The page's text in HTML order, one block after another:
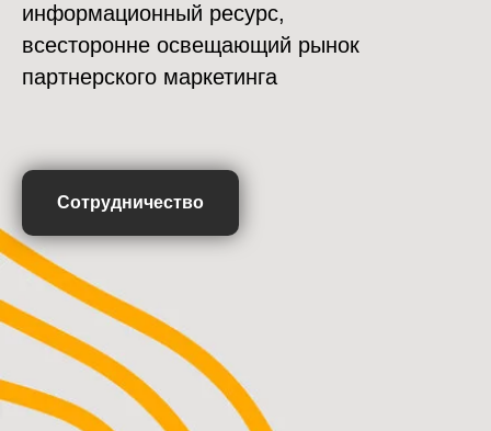
информационный ресурс,
всесторонне освещающий рынок
партнерского маркетинга
Сотрудничество